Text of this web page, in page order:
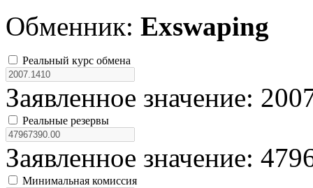
Обменник: Exswaping
Реальный курс обмена
Заявленное значение:
Реальные резервы
Заявленное значение:
Минимальная комиссия